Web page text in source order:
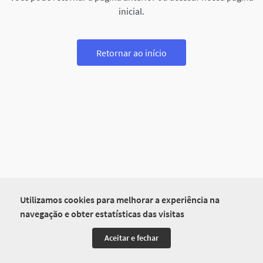
Utilizamos cookies para melhorar a experiência na
navegação e obter estatísticas das visitas
Aceitar e fechar
inicial.
Retornar ao início